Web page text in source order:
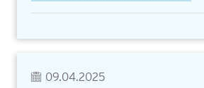
09.04.2025